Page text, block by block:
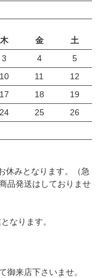
木 金
土
3 4
5
10 11
12
17 18
19
24 25
26
休みとなります。（急
品発送はしておりませ
なります。
御来店下さいませ。